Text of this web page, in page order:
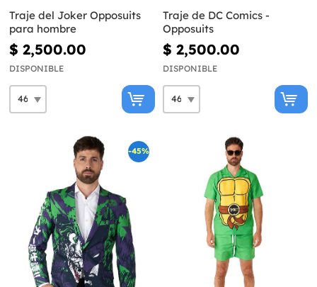
Traje del Joker Opposuits
para hombre
$ 2,500.00
DISPONIBLE
Traje de DC Comics -
Opposuits
$ 2,500.00
DISPONIBLE
-45%